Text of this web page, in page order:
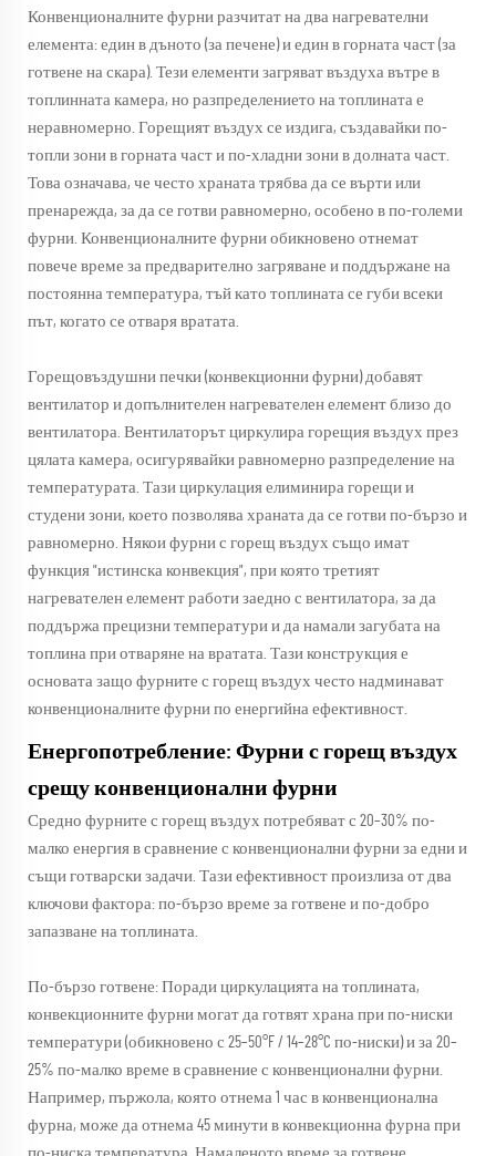
Конвенционалните фурни разчитат на два нагревателни
елемента: един в дъното (за печене) и един в горната част (за
готвене на скара). Тези елементи загряват въздуха вътре в
топлинната камера, но разпределението на топлината е
неравномерно. Горещият въздух се издига, създавайки по-
топли зони в горната част и по-хладни зони в долната част.
Това означава, че често храната трябва да се върти или
пренарежда, за да се готви равномерно, особено в по-големи
фурни. Конвенционалните фурни обикновено отнемат
повече време за предварително загряване и поддържане на
постоянна температура, тъй като топлината се губи всеки
път, когато се отваря вратата.
Горещовъздушни печки (конвекционни фурни) добавят
вентилатор и допълнителен нагревателен елемент близо до
вентилатора. Вентилаторът циркулира горещия въздух през
цялата камера, осигурявайки равномерно разпределение на
температурата. Тази циркулация елиминира горещи и
студени зони, което позволява храната да се готви по-бързо и
равномерно. Някои фурни с горещ въздух също имат
функция "истинска конвекция", при която третият
нагревателен елемент работи заедно с вентилатора, за да
поддържа прецизни температури и да намали загубата на
топлина при отваряне на вратата. Тази конструкция е
основата защо фурните с горещ въздух често надминават
конвенционалните фурни по енергийна ефективност.
Енергопотребление: Фурни с горещ въздух
срещу конвенционални фурни
Средно фурните с горещ въздух потребяват с 20–30% по-
малко енергия в сравнение с конвенционални фурни за едни и
същи готварски задачи. Тази ефективност произлиза от два
ключови фактора: по-бързо време за готвене и по-добро
запазване на топлината.
По-бързо готвене: Поради циркулацията на топлината,
конвекционните фурни могат да готвят храна при по-ниски
температури (обикновено с 25–50°F / 14–28°C по-ниски) и за 20–
25% по-малко време в сравнение с конвенционални фурни.
Например, пържола, която отнема 1 час в конвенционална
фурна, може да отнема 45 минути в конвекционна фурна при